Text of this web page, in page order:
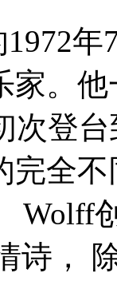
。
次登
全
Wolff
诗，